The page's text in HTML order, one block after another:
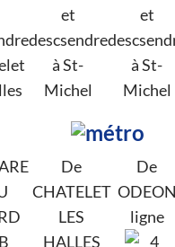
et
descsendre
à St-
Michel
et
à St-
Michel
De
CHATELET
LES
HALLES
De
ODEON
ligne